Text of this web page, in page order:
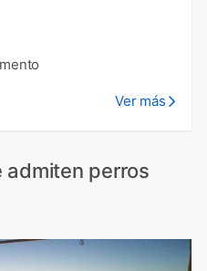
Ver más
perros